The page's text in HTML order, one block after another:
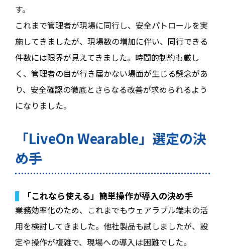
す。
これまで管理者が現場に同行し、安全パトロールを実
施してきましたが、現場数の増加に伴い、同行できる
件数には限界が見えてきました。時間的制約も厳し
く、管理者の目が行き届かない場面が生じる懸念があ
り、安全確認の徹底とさらなる改善が求められるよう
になりました。
「LiveOn Wearable」選定の決
め手
「これなら使える」――簡単操作が導入の決め手
業務効率化のため、これまでもウェアラブル端末の活
用を検討してきました。他社製品も試しましたが、設
定や操作が複雑で、現場への導入は困難でした。